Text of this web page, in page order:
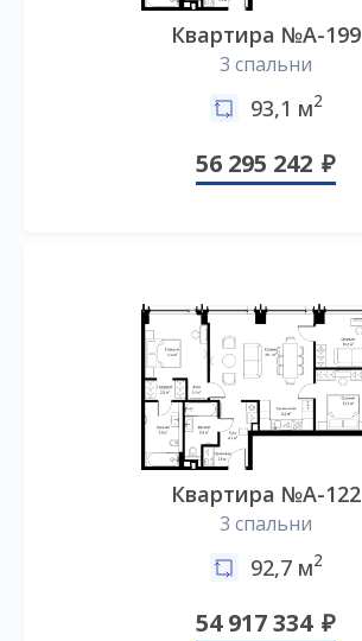
Квартира №А-199
3 спальни
93,1 м2
56 295 242
Квартира №А-122
3 спальни
92,7 м2
54 917 334